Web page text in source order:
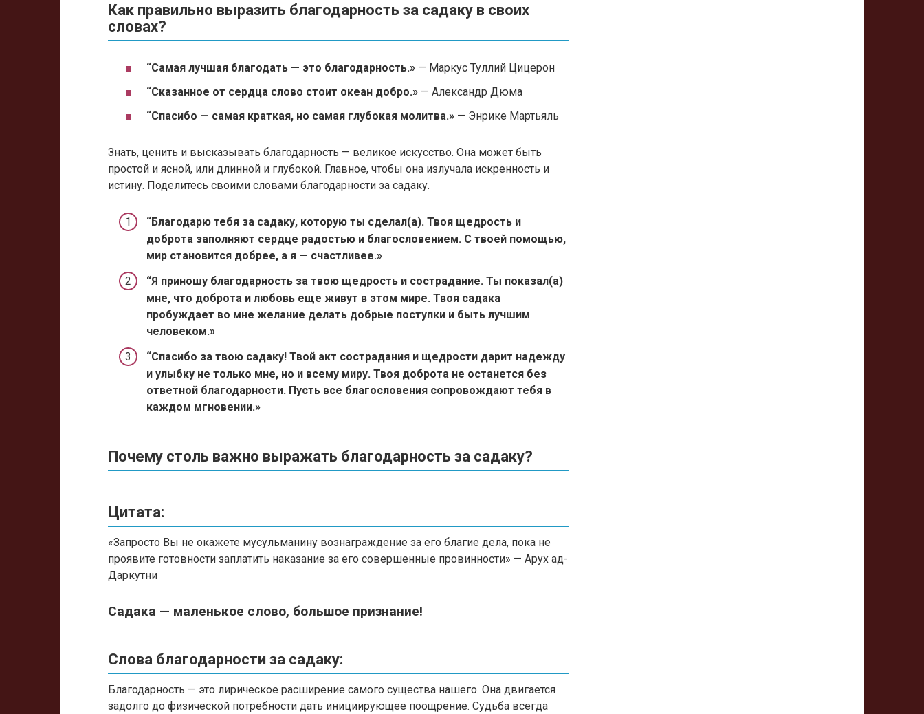
Как правильно выразить благодарность за садаку в своих
словах?
“Самая лучшая благодать — это благодарность.» — Маркус Туллий Цицерон
“Сказанное от сердца слово стоит океан добро.» — Александр Дюма
“Спасибо — самая краткая, но самая глубокая молитва.» — Энрике Мартьяль
Знать, ценить и высказывать благодарность — великое искусство. Она может быть
простой и ясной, или длинной и глубокой. Главное, чтобы она излучала искренность и
истину. Поделитесь своими словами благодарности за садаку.
“Благодарю тебя за садаку, которую ты сделал(а). Твоя щедрость и
доброта заполняют сердце радостью и благословением. С твоей помощью,
мир становится добрее, а я — счастливее.»
“Я приношу благодарность за твою щедрость и сострадание. Ты показал(а)
мне, что доброта и любовь еще живут в этом мире. Твоя садака
пробуждает во мне желание делать добрые поступки и быть лучшим
человеком.»
“Спасибо за твою садаку! Твой акт сострадания и щедрости дарит надежду
и улыбку не только мне, но и всему миру. Твоя доброта не останется без
ответной благодарности. Пусть все благословения сопровождают тебя в
каждом мгновении.»
Почему столь важно выражать благодарность за садаку?
Цитата:
«Запросто Вы не окажете мусульманину вознаграждение за его благие дела, пока не
проявите готовности заплатить наказание за его совершенные провинности» — Арух ад-
Даркутни
Садака — маленькое слово, большое признание!
Слова благодарности за садаку:
Благодарность — это лирическое расширение самого существа нашего. Она двигается
задолго до физической потребности дать инициирующее поощрение. Судьба всегда